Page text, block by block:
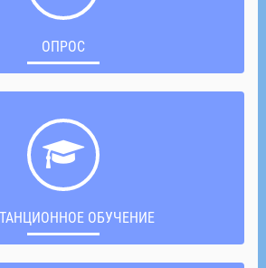
ОПРОС
ОБУЧЕНИЕ